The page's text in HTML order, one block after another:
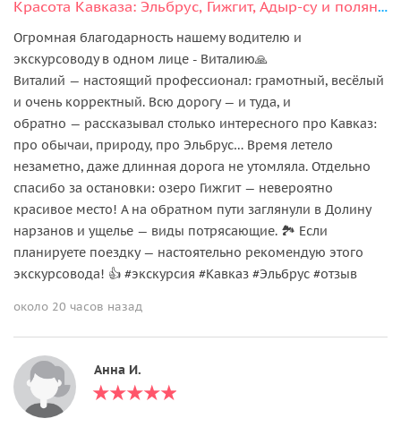
Красота Кавказа: Эльбрус, Гижгит, Адыр-су и поляна Нарзанов в мини-группе
Огромная благодарность нашему водителю и
экскурсоводу в одном лице - Виталию🙏
Виталий — настоящий профессионал: грамотный, весёлый
и очень корректный. Всю дорогу — и туда, и
обратно — рассказывал столько интересного про Кавказ:
про обычаи, природу, про Эльбрус… Время летело
незаметно, даже длинная дорога не утомляла. Отдельно
спасибо за остановки: озеро Гижгит — невероятно
красивое место! А на обратном пути заглянули в Долину
нарзанов и ущелье — виды потрясающие. 🏞️ Если
планируете поездку — настоятельно рекомендую этого
экскурсовода! 👍 #экскурсия #Кавказ #Эльбрус #отзыв
около 20 часов назад
Анна И.